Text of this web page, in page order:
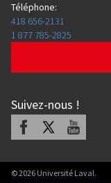
Téléphone:
418 656-2131
1 877 785-2825
Suivez-nous !
Facebook Youtube
©2026 Université Laval.